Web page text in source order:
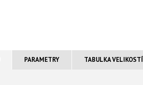
PARAMETRY TABULKA